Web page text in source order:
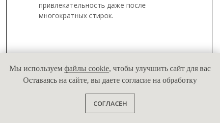
привлекательность даже после
многократных стирок.
Мы используем файлы cookie, чтобы улучшить сайт для вас
Оставаясь на сайте, вы даете согласие на обработку
СОГЛАСЕН